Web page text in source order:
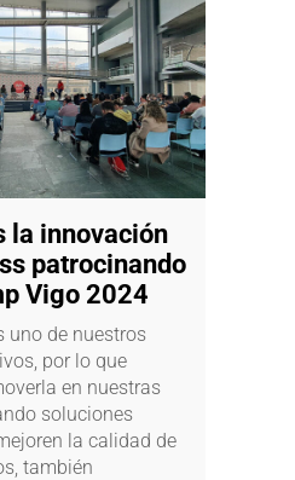
la innovación
patrocinando
Vigo 2024
uno de nuestros
por lo que
en nuestras
soluciones
la calidad de
también